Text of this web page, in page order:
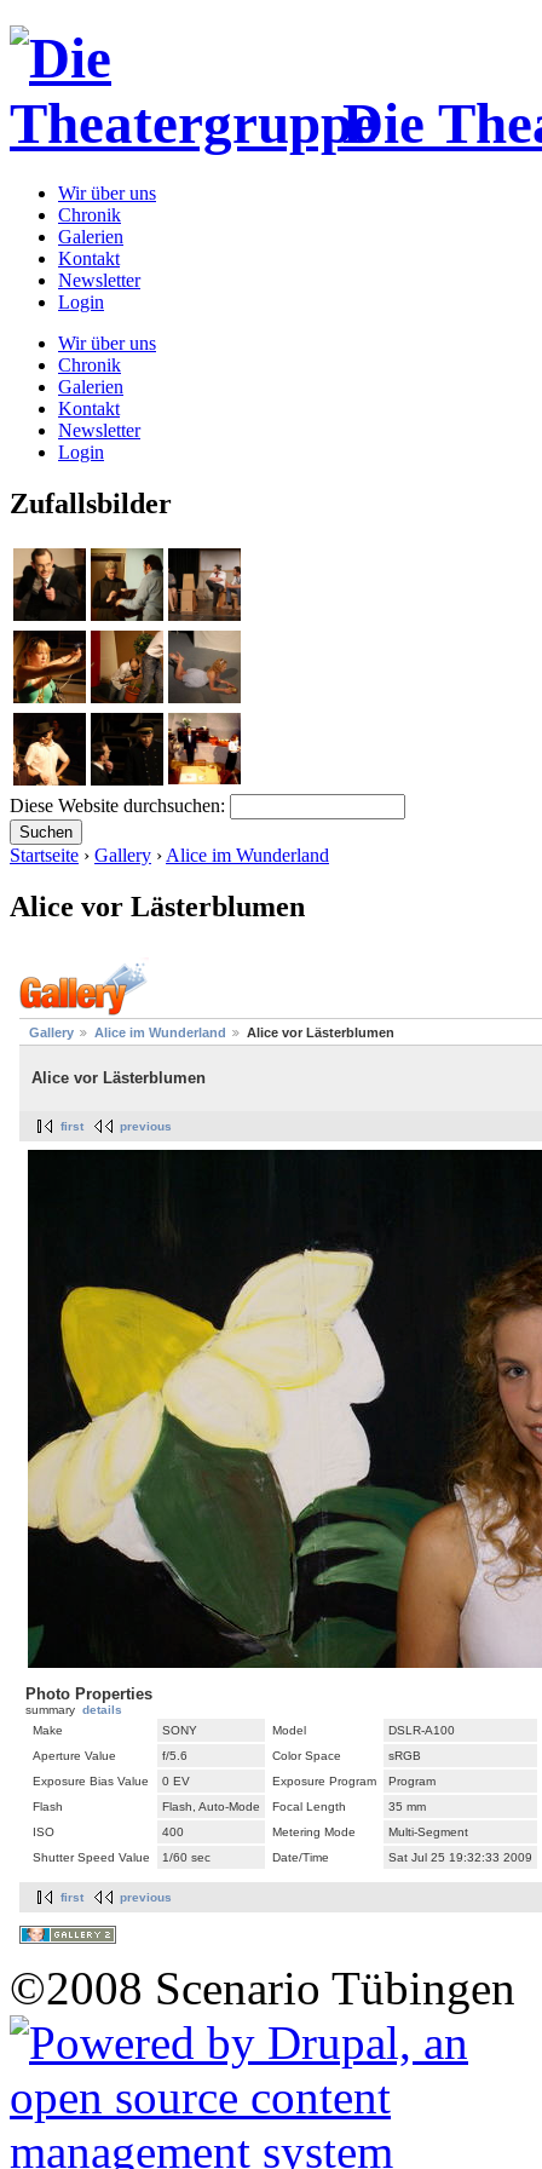
Die
Wir über uns
Chronik
Galerien
Kontakt
Newsletter
Login
Wir über uns
Chronik
Galerien
Kontakt
Newsletter
Login
Zufallsbilder
Diese Website durchsuchen:
Startseite › Gallery › Alice im Wunderland
Alice vor Lästerblumen
Gallery Alice im Wunderland Alice vor Lästerblumen
Alice vor Lästerblumen
first previous
Photo Properties
summary details
Make
SONY Model
DSLR-A100
Aperture Value
f/5.6 Color Space
sRGB
Exposure Bias Value
0 EV Exposure Program
Program
Flash
Flash, Auto-Mode Focal Length
35 mm
ISO
400 Metering Mode
Multi-Segment
Shutter Speed Value
1/60 sec Date/Time Sat Jul 25 19:32:33 2009
first previous
©2008 Scenario Tübingen